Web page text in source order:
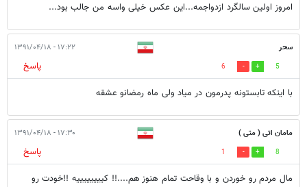
امروز اولین سالگرد ازدواجمه...این عکس خیلی واسه من جالب بود...
سحر ۱۷:۲۲ - ۱۳۹۱/۰۴/۱۸
5
6
پاسخ
با اینکه تابستونه پدرمون در میاد ولی ماه رمضانو عشقه
مامان اتی ( متی ) ۱۷:۳۰ - ۱۳۹۱/۰۴/۱۸
8
1
پاسخ
مال مردم رو خوردن و با وقاحت تمام هنوز هم....!! کییییییییه !!خودت رو